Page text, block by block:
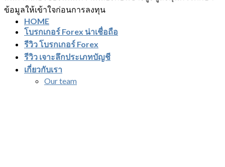
ข้อมูลให้เข้าใจก่อนการลงทุน
HOME
โบรกเกอร์ Forex น่าเชื่อถือ
รีวิว โบรกเกอร์ Forex
รีวิว เจาะลึกประเภทบัญชี
เกี่ยวกับเรา
Our team